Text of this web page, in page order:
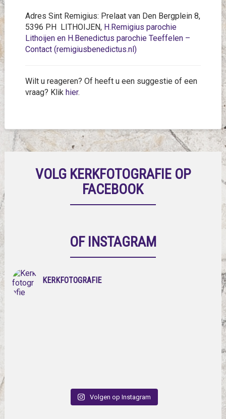
Adres Sint Remigius: Prelaat van Den Bergplein 8,
5396 PH LITHOIJEN, H.Remigius parochie
Lithoijen en H.Benedictus parochie Teeffelen –
Contact (remigiusbenedictus.nl)
Wilt u reageren? Of heeft u een suggestie of een
vraag? Klik hier.
VOLG KERKFOTOGRAFIE OP
FACEBOOK
OF INSTAGRAM
KERKFOTOGRAFIE
Volgen op Instagram